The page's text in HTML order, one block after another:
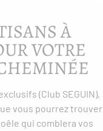
À
VOTRE
(Club SEGUIN),
vous pourrez trouver
qui comblera vos